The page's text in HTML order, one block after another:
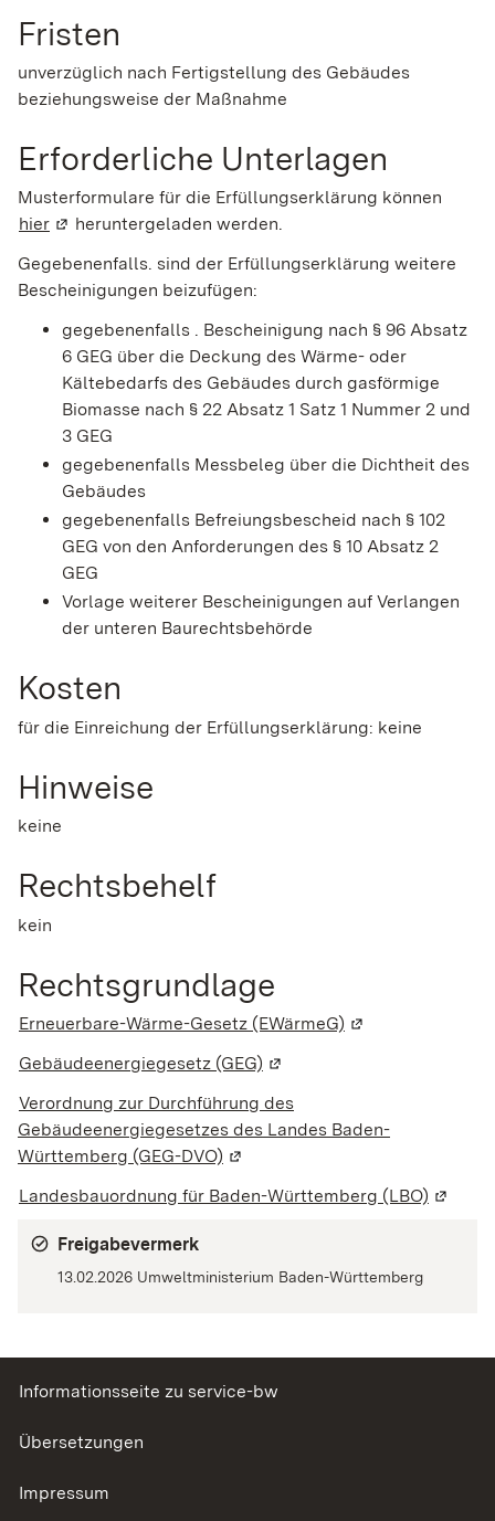
Fristen
unverzüglich nach Fertigstellung des Gebäudes
beziehungsweise der Maßnahme
Erforderliche Unterlagen
Musterformulare für die Erfüllungserklärung können
hier (Wird in einem neuen Fenster geöffnet)
heruntergeladen werden.
Gegebenenfalls. sind der Erfüllungserklärung weitere
Bescheinigungen beizufügen:
gegebenenfalls . Bescheinigung nach § 96 Absatz
6 GEG über die Deckung des Wärme- oder
Kältebedarfs des Gebäudes durch gasförmige
Biomasse nach § 22 Absatz 1 Satz 1 Nummer 2 und
3 GEG
gegebenenfalls Messbeleg über die Dichtheit des
Gebäudes
gegebenenfalls Befreiungsbescheid nach § 102
GEG von den Anforderungen des § 10 Absatz 2
GEG
Vorlage weiterer Bescheinigungen auf Verlangen
der unteren Baurechtsbehörde
Kosten
für die Einreichung der Erfüllungserklärung: keine
Hinweise
keine
Rechtsbehelf
kein
Rechtsgrundlage
Erneuerbare-Wärme-Gesetz (EWärmeG) (Wird in einem
Gebäudeenergiegesetz (GEG) (Wird in einem neuen
Verordnung zur Durchführung des
Gebäudeenergiegesetzes des Landes Baden-
Württemberg (GEG-DVO) (Wird in einem neuen Fenster
Landesbauordnung für Baden-Württemberg (LBO) (Wird
Freigabevermerk
13.02.2026 Umweltministerium Baden-Württemberg
Informationsseite zu service-bw
Übersetzungen
Impressum